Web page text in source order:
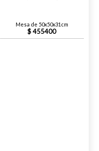
Mesa de 50x50x31cm
455400